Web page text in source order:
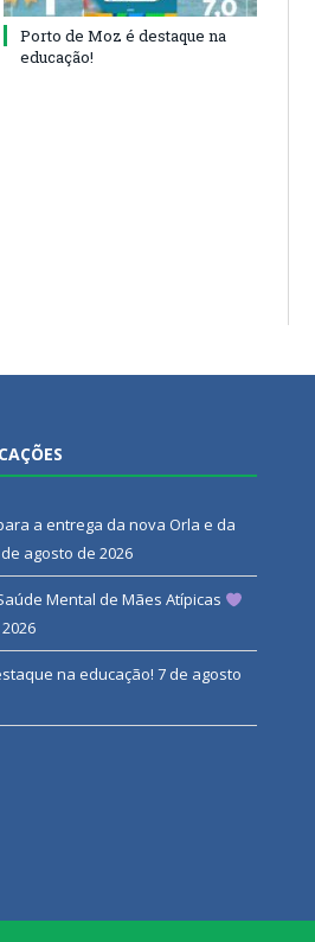
Porto de Moz é destaque na
educação!
a entrega da nova Orla e da
agosto de 2026
Mental de Mães Atípicas
na educação! 7 de agosto